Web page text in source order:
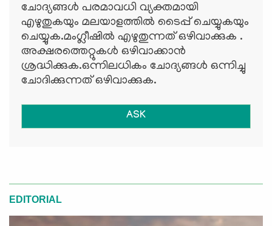
ചോദ്യങ്ങള്‍ പരമാവധി വ്യക്തമായി
എഴുതുകയും മലയാളത്തില്‍ ടൈപ്പ് ചെയ്യുകയും
ചെയ്യുക.മംഗ്ലീഷില്‍ എഴുതുന്നത് ഒഴിവാക്കുക .
അക്ഷരത്തെറ്റുകള്‍ ഒഴിവാക്കാന്‍
ശ്രദ്ധിക്കുക.ഒന്നിലധികം ചോദ്യങ്ങള്‍ ഒന്നിച്ചു
ചോദിക്കുന്നത് ഒഴിവാക്കുക.
ASK
EDITORIAL